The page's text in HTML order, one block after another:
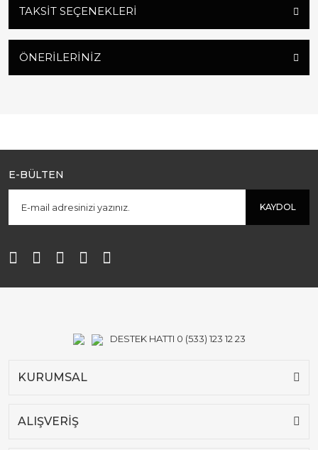
TAKSIT SEÇENEKLERI
ÖNERILERINIZ
E-BÜLTEN
KAYDOL
DESTEK HATTI 0 (533) 123 12 23
KURUMSAL
ALIŞVERİŞ